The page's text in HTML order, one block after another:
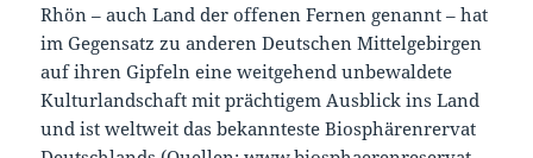
Rhön – auch Land der offenen Fernen genannt – hat
im Gegensatz zu anderen Deutschen Mittelgebirgen
auf ihren Gipfeln eine weitgehend unbewaldete
Kulturlandschaft mit prächtigem Ausblick ins Land
und ist weltweit das bekannteste Biosphärenrervat